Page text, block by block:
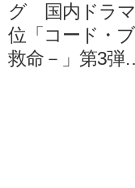
グ 国内ドラマ
位「コード・
救命－」第3弾